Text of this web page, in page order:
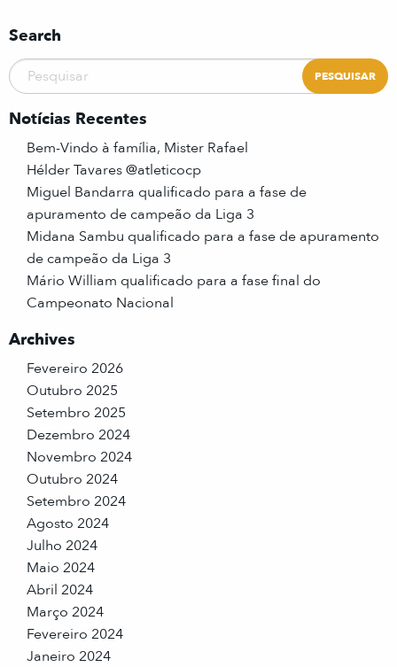
Search
Notícias Recentes
Bem-Vindo à família, Mister Rafael
Hélder Tavares @atleticocp
Miguel Bandarra qualificado para a fase de
apuramento de campeão da Liga 3
Midana Sambu qualificado para a fase de apuramento
de campeão da Liga 3
Mário William qualificado para a fase final do
Campeonato Nacional
Archives
Fevereiro 2026
Outubro 2025
Setembro 2025
Dezembro 2024
Novembro 2024
Outubro 2024
Setembro 2024
Agosto 2024
Julho 2024
Maio 2024
Abril 2024
Março 2024
Fevereiro 2024
Janeiro 2024